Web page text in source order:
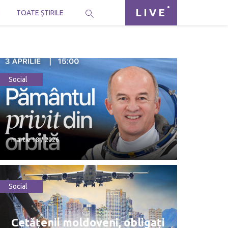
TOATE ȘTIRILE LIVE
Social
martie 18 / 2026
martie 18 / 2026
Social
Cetățenii moldoveni, obligați